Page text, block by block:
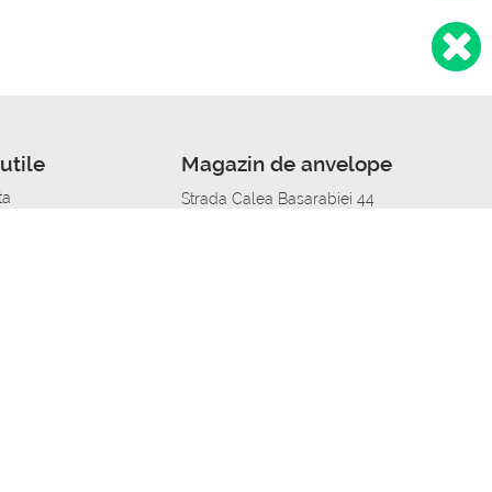
Magazin de anvelope
Strada Calea Basarabiei 44